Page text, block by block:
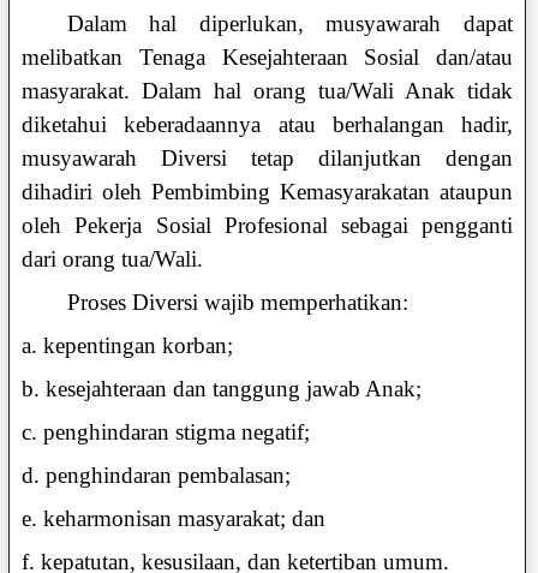
Dalam hal diperlukan, musyawarah dapat
melibatkan Tenaga Kesejahteraan Sosial dan/atau
masyarakat. Dalam hal orang tua/Wali Anak tidak
diketahui keberadaannya atau berhalangan hadir,
musyawarah Diversi tetap dilanjutkan dengan
dihadiri oleh Pembimbing Kemasyarakatan ataupun
oleh Pekerja Sosial Profesional sebagai pengganti
dari orang tua/Wali.
Proses Diversi wajib memperhatikan:
a. kepentingan korban;
b. kesejahteraan dan tanggung jawab Anak;
c. penghindaran stigma negatif;
d. penghindaran pembalasan;
e. keharmonisan masyarakat; dan
f. kepatutan, kesusilaan, dan ketertiban umum.